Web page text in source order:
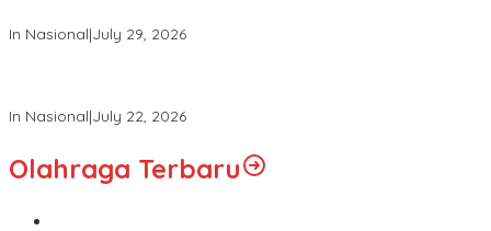
In Nasional|July 29, 2026
In Nasional|July 22, 2026
Olahraga Terbaru